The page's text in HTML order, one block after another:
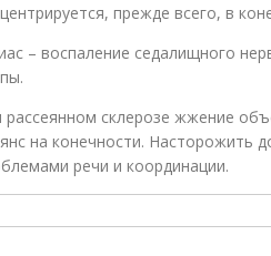
прежде всего, в
– воспаление седалищного
рассеянном склерозе жжение
на конечности. Насторожить
речи и координации.